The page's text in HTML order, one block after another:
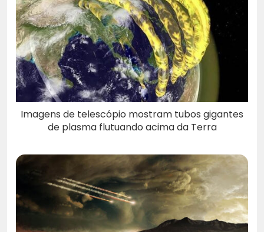
Imagens de telescópio mostram tubos gigantes
de plasma flutuando acima da Terra